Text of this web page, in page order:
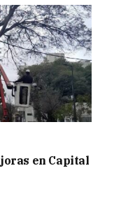
en Capital